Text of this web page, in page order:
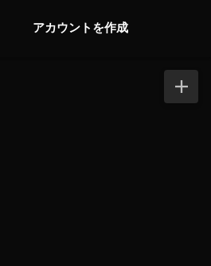
アカウントを作成